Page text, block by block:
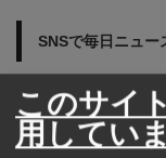
SNSで毎日ニュー
このサイ
用してい